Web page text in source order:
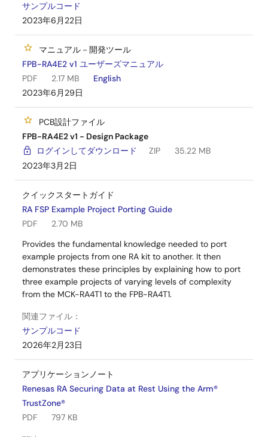
サンプルコード
2023年6月22日
マニュアル－開発ツール
FPB-RA4E2 v1 ユーザーズマニュアル
PDF
2.17 MB
English
2023年6月29日
PCB設計ファイル
FPB-RA4E2 v1 - Design Package
ログインしてダウンロード
ZIP
35.22 MB
2023年3月2日
クイックスタートガイド
RA FSP Example Project Porting Guide
PDF
2.70 MB
Provides the fundamental knowledge needed to port
example projects from one RA kit to another. It then
demonstrates these principles by explaining how to port
three example projects of varying levels of complexity
from the MCK-RA4T1 to the FPB-RA4T1.
関連ファイル：
サンプルコード
2026年2月23日
アプリケーションノート
Renesas RA Securing Data at Rest Using the Arm®
TrustZone®
PDF
797 KB